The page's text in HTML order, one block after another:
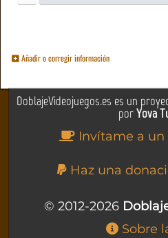
Añadir o corregir información
DoblajeVideojuegos.es es un
porYova
Invítame a un
Haz una
© 2012-2026
Sobre